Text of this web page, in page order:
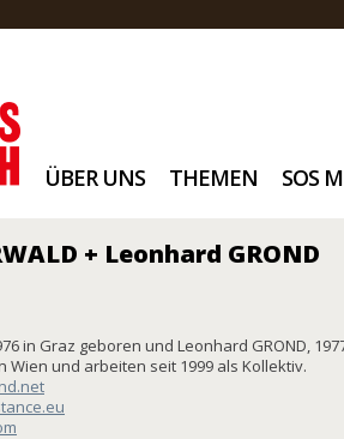
ÜBER UNS THEMEN SOS
+ Leonhard GROND
in Graz geboren und Leonhard GROND,
Wien und arbeiten seit 1999 als Kollektiv.